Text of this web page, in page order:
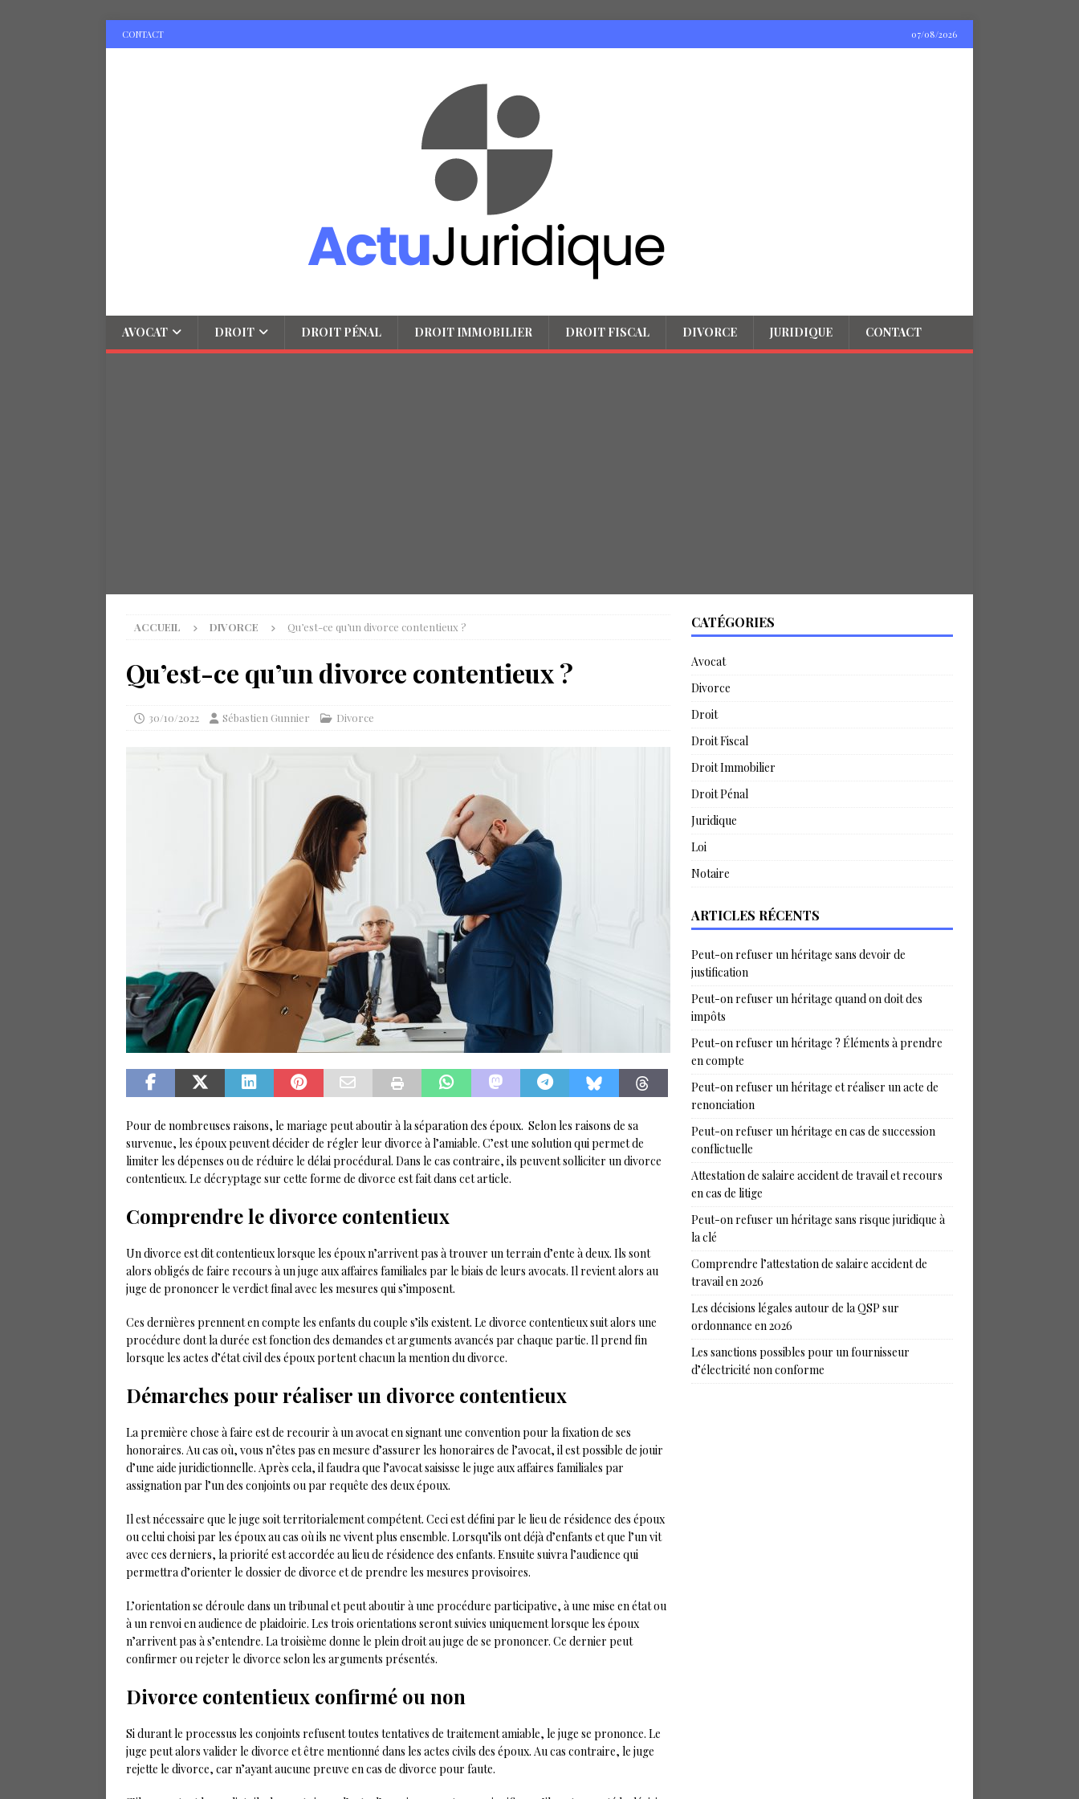
CONTACT 07/08/2026
AVOCAT DROIT DROIT PÉNAL DROIT IMMOBILIER DROIT FISCAL DIVORCE JURIDIQUE CONTACT
ACCUEIL DIVORCE Qu’est-ce qu’un divorce contentieux ?
Qu’est-ce qu’un divorce contentieux ?
30/10/2022 Sébastien Gunnier Divorce
Pour de nombreuses raisons, le mariage peut aboutir à la séparation des époux. Selon les raisons de sa
survenue, les époux peuvent décider de régler leur divorce à l’amiable. C’est une solution qui permet de
limiter les dépenses ou de réduire le délai procédural. Dans le cas contraire, ils peuvent solliciter un divorce
contentieux. Le décryptage sur cette forme de divorce est fait dans cet article.
Comprendre le divorce contentieux
Un divorce est dit contentieux lorsque les époux n’arrivent pas à trouver un terrain d’ente à deux. Ils sont
alors obligés de faire recours à un juge aux affaires familiales par le biais de leurs avocats. Il revient alors au
juge de prononcer le verdict final avec les mesures qui s’imposent.
Ces dernières prennent en compte les enfants du couple s’ils existent. Le divorce contentieux suit alors une
procédure dont la durée est fonction des demandes et arguments avancés par chaque partie. Il prend fin
lorsque les actes d’état civil des époux portent chacun la mention du divorce.
Démarches pour réaliser un divorce contentieux
La première chose à faire est de recourir à un avocat en signant une convention pour la fixation de ses
honoraires. Au cas où, vous n’êtes pas en mesure d’assurer les honoraires de l’avocat, il est possible de jouir
d’une aide juridictionnelle. Après cela, il faudra que l’avocat saisisse le juge aux affaires familiales par
assignation par l’un des conjoints ou par requête des deux époux.
Il est nécessaire que le juge soit territorialement compétent. Ceci est défini par le lieu de résidence des époux
ou celui choisi par les époux au cas où ils ne vivent plus ensemble. Lorsqu’ils ont déjà d’enfants et que l’un vit
avec ces derniers, la priorité est accordée au lieu de résidence des enfants. Ensuite suivra l’audience qui
permettra d’orienter le dossier de divorce et de prendre les mesures provisoires.
L’orientation se déroule dans un tribunal et peut aboutir à une procédure participative, à une mise en état ou
à un renvoi en audience de plaidoirie. Les trois orientations seront suivies uniquement lorsque les époux
n’arrivent pas à s’entendre. La troisième donne le plein droit au juge de se prononcer. Ce dernier peut
confirmer ou rejeter le divorce selon les arguments présentés.
Divorce contentieux confirmé ou non
Si durant le processus les conjoints refusent toutes tentatives de traitement amiable, le juge se prononce. Le
juge peut alors valider le divorce et être mentionné dans les actes civils des époux. Au cas contraire, le juge
rejette le divorce, car n’ayant aucune preuve en cas de divorce pour faute.
CATÉGORIES
Avocat
Divorce
Droit
Droit Fiscal
Droit Immobilier
Droit Pénal
Juridique
Loi
Notaire
ARTICLES RÉCENTS
Peut-on refuser un héritage sans devoir de
justification
Peut-on refuser un héritage quand on doit des
impôts
Peut-on refuser un héritage ? Éléments à prendre
en compte
Peut-on refuser un héritage et réaliser un acte de
renonciation
Peut-on refuser un héritage en cas de succession
conflictuelle
Attestation de salaire accident de travail et recours
en cas de litige
Peut-on refuser un héritage sans risque juridique à
la clé
Comprendre l’attestation de salaire accident de
travail en 2026
Les décisions légales autour de la QSP sur
ordonnance en 2026
Les sanctions possibles pour un fournisseur
d’électricité non conforme